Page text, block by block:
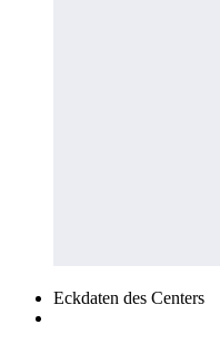
Eckdaten des Centers